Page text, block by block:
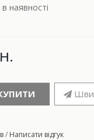
наявності
/ Написати відгук